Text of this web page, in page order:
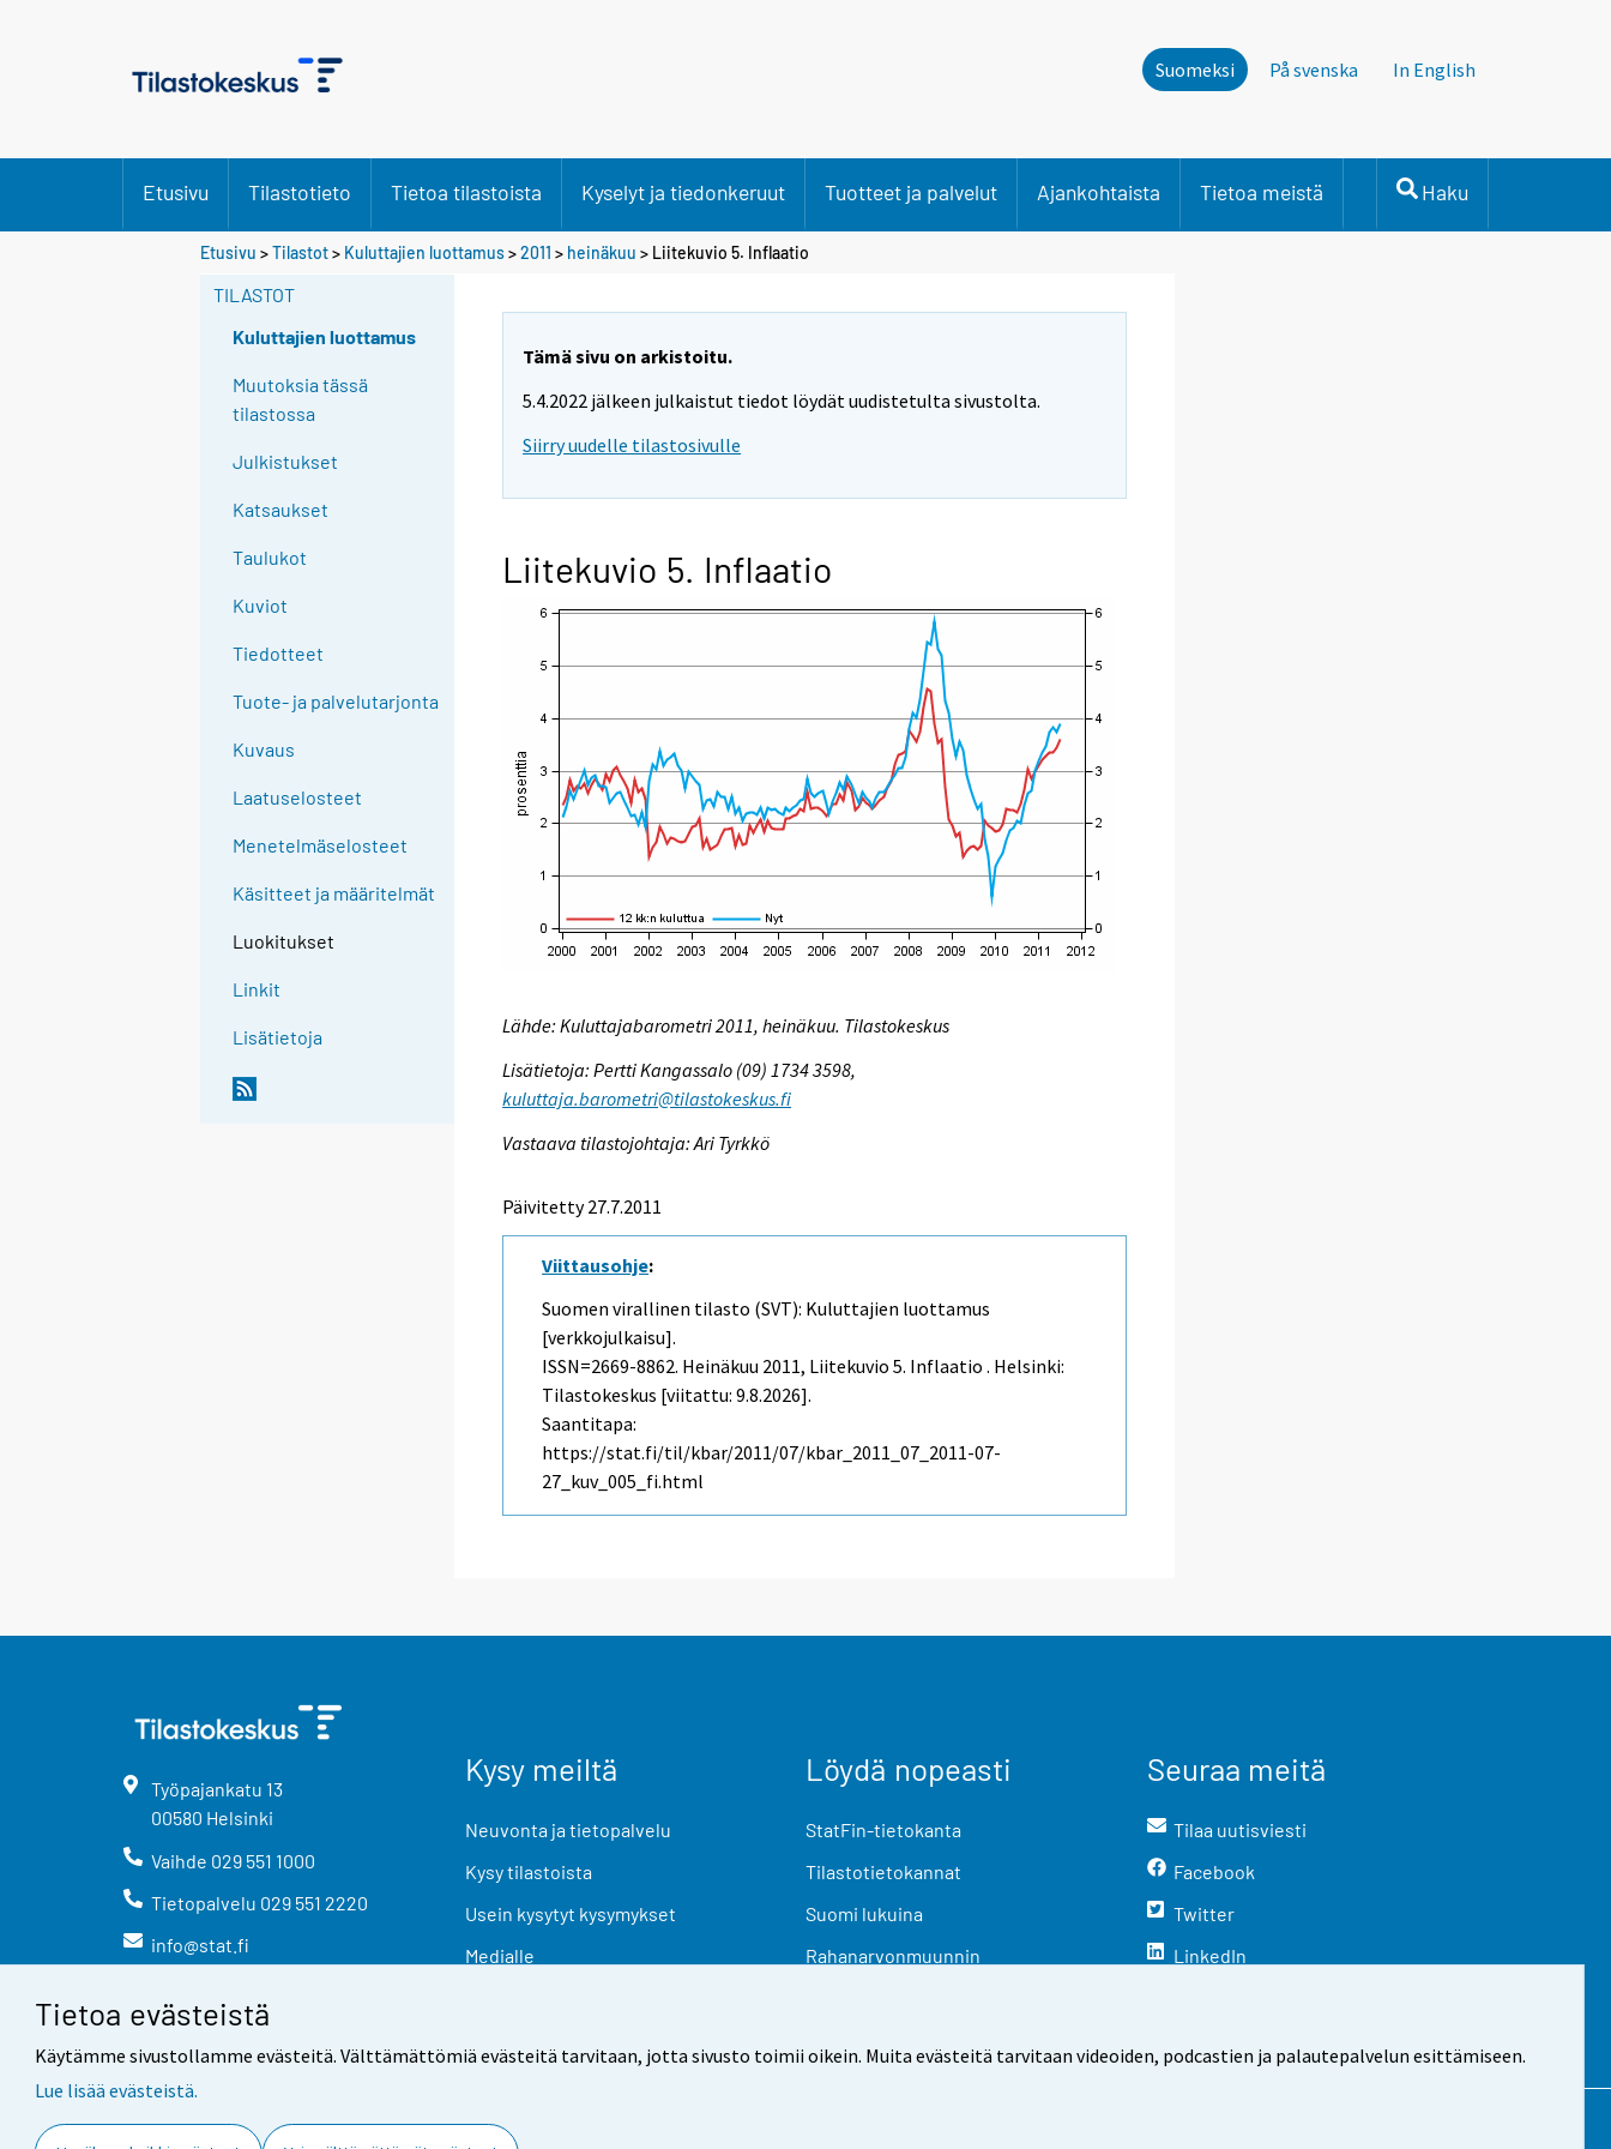
Tietoa evästeistä
Käytämme sivustollamme evästeitä. Välttämättömiä evästeitä tarvitaan, jotta sivusto toimii oikein. Muita evästeitä tarvitaan videoiden, podcastien ja palautepalvelun esittämiseen.
Lue lisää evästeistä.
Suomeksi På svenska In English
Etusivu Tilastotieto Tietoa tilastoista Kyselyt ja tiedonkeruut Tuotteet ja palvelut Ajankohtaista Tietoa meistä Haku
Etusivu >Tilastot> Kuluttajien luottamus>2011 > heinäkuu > Liitekuvio 5. Inflaatio
TILASTOT
Kuluttajien luottamus
Muutoksia tässä
tilastossa
Julkistukset
Katsaukset
Taulukot
Kuviot
Tiedotteet
Tuote- ja palvelutarjonta
Kuvaus
Laatuselosteet
Menetelmäselosteet
Käsitteet ja määritelmät
Luokitukset
Linkit
Lisätietoja
Tämä sivu on arkistoitu.
5.4.2022 jälkeen julkaistut tiedot löydät uudistetulta sivustolta.
Siirry uudelle tilastosivulle
Liitekuvio 5. Inflaatio
Lähde: Kuluttajabarometri 2011, heinäkuu. Tilastokeskus
Lisätietoja: Pertti Kangassalo (09) 1734 3598,
kuluttaja.barometri@tilastokeskus.fi
Vastaava tilastojohtaja: Ari Tyrkkö
Päivitetty 27.7.2011
Viittausohje:
Suomen virallinen tilasto (SVT): Kuluttajien luottamus
[verkkojulkaisu].
ISSN=2669-8862. Heinäkuu 2011, Liitekuvio 5. Inflaatio . Helsinki:
Tilastokeskus [viitattu: 9.8.2026].
Saantitapa:
https://stat.fi/til/kbar/2011/07/kbar_2011_07_2011-07-
27_kuv_005_fi.html
Työpajankatu 13
00580 Helsinki
Vaihde 029 551 1000
Tietopalvelu 029 551 2220
info@stat.fi
Kysy meiltä
Neuvonta ja tietopalvelu
Kysy tilastoista
Usein kysytyt kysymykset
Medialle
Löydä nopeasti
StatFin-tietokanta
Tilastotietokannat
Suomi lukuina
Rahanarvonmuunnin
Seuraa meitä
Tilaa uutisviesti
Facebook
Twitter
LinkedIn
Yhteystiedot Palaute